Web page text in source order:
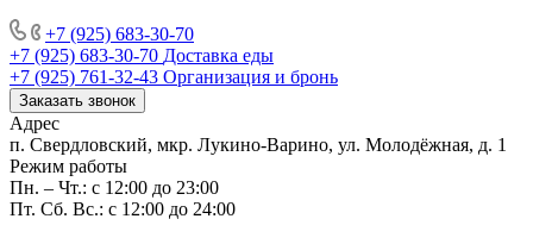
+7 (925) 683-30-70
+7 (925) 683-30-70 Доставка еды
+7 (925) 761-32-43 Организация и бронь
Заказать звонок
Адрес
п. Свердловский, мкр. Лукино-Варино, ул. Молодёжная, д. 1
Режим работы
Пн. – Чт.: с 12:00 до 23:00
Пт. Сб. Вс.: с 12:00 до 24:00